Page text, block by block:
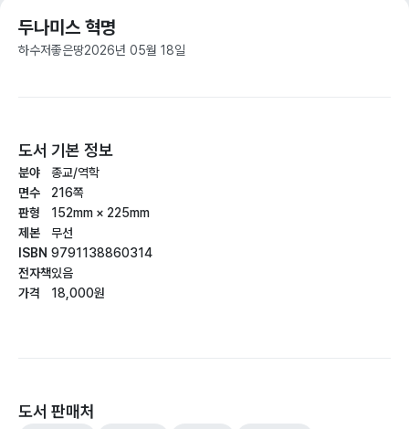
두나미스 혁명
하수저좋은땅2026년 05월 18일
도서 기본 정보
분야
면수
판형
제본
ISBN
전자책
가격
종교/역학
216쪽
152mm × 225mm
무선
9791138860314
있음
18,000원
도서 판매처